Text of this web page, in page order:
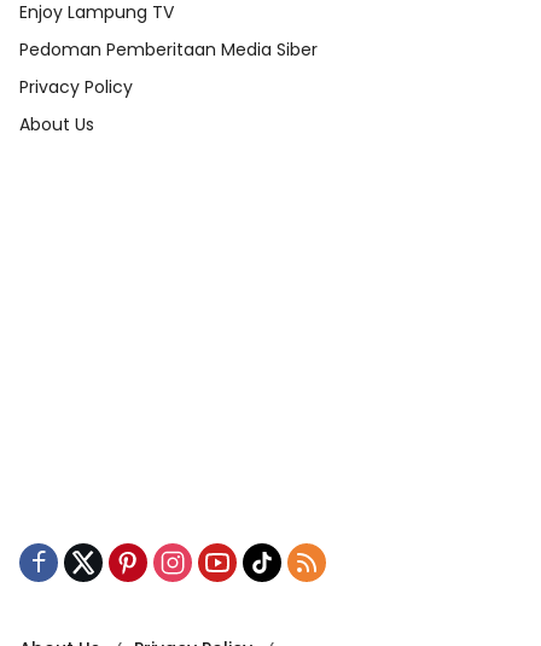
Enjoy Lampung TV
Pedoman Pemberitaan Media Siber
Privacy Policy
About Us